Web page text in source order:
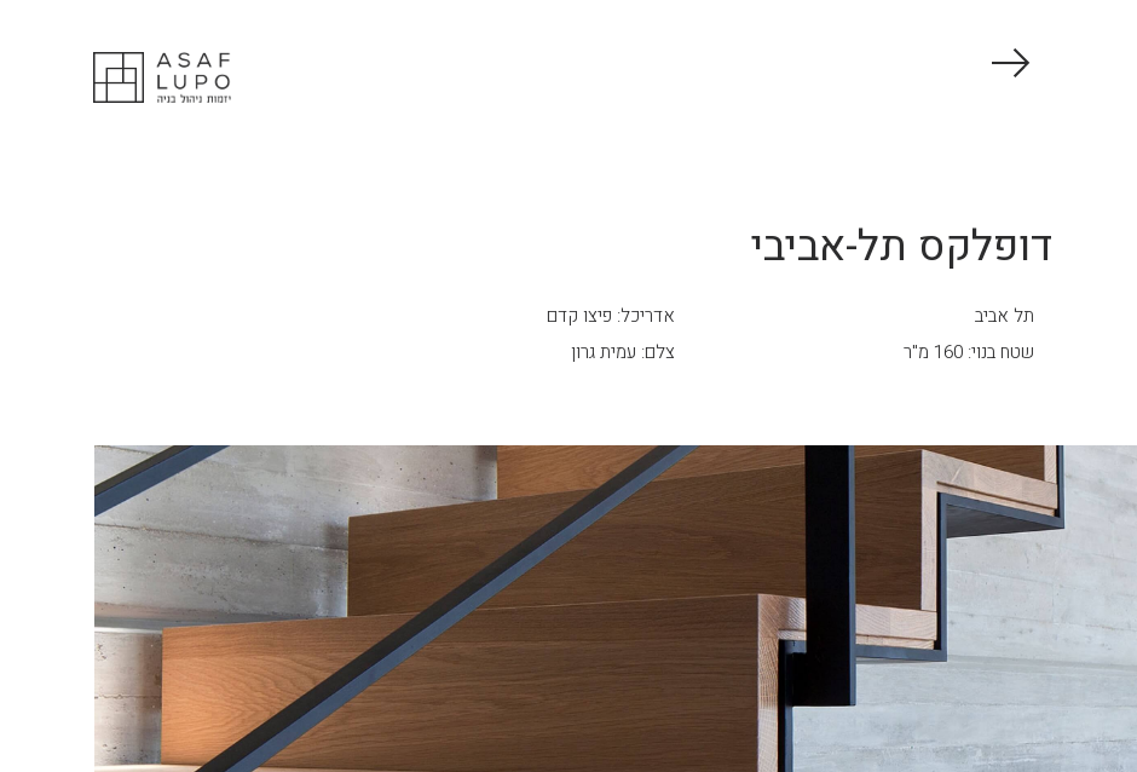
דופלקס תל-אביבי
תל אביב
שטח בנוי: 160 מ"ר
אדריכל: פיצו קדם
צלם: עמית גרון